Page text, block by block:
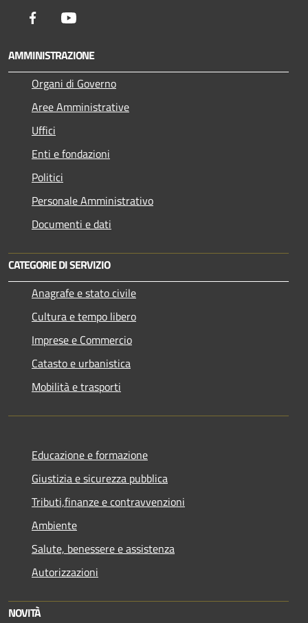
Facebook
AMMINISTRAZIONE
Organi di Governo
Aree Amministrative
Uffici
Enti e fondazioni
Politici
Personale Amministrativo
Documenti e dati
CATEGORIE DI SERVIZIO
Anagrafe e stato civile
Cultura e tempo libero
Imprese e Commercio
Catasto e urbanistica
Mobilità e trasporti
Educazione e formazione
Giustizia e sicurezza pubblica
Tributi,finanze e contravvenzioni
Ambiente
Salute, benessere e assistenza
Autorizzazioni
NOVITÀ